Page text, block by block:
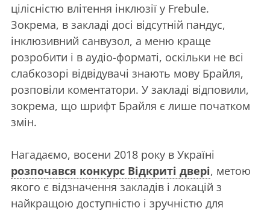
цілісністю влітення інклюзії у Frebule.
Зокрема, в закладі досі відсутній пандус,
інклюзивний санвузол, а меню краще
розробити і в аудіо-форматі, оскільки не всі
слабкозорі відвідувачі знають мову Брайля,
розповіли коментатори. У закладі відповили,
зокрема, що шрифт Брайля є лише початком
змін.
Нагадаємо, восени 2018 року в Україні
розпочався конкурс Відкриті двері, метою
якого є відзначення закладів і локацій з
найкращою доступністю і зручністю для